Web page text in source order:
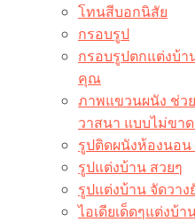
โทนสีบอกนิสัย
กรอบรูป
กรอบรูปตกแต่งบ้า
คุณ
ภาพแขวนผนัง ช่ว
วาสนา แบบไม่ขา
รูปติดผนังห้องนอน
รูปแต่งบ้าน สวยๆ
รูปแต่งบ้าน จัดวา
ไอเดียเด็ดๆแต่งบ้